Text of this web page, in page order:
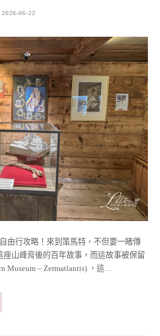
2026-06-22
由行攻略！來到策馬特，不但要一睹傳
山峰背後的百年故事，而這故事被保留
Museum – Zermatlantis) ，這…